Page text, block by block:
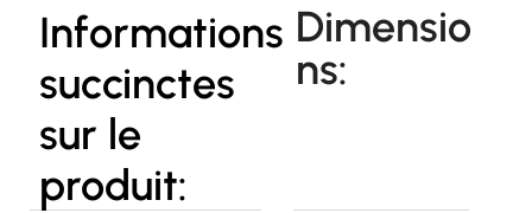
Informations
succinctes
sur le
produit:
Dimensio
ns: